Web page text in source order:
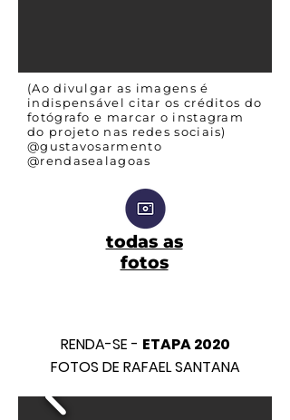
(Ao divulgar as imagens é
indispensável citar os créditos do
fotógrafo e marcar o instagram
do projeto nas redes sociais)
@gustavosarmento
@rendasealagoas
todas as
fotos
RENDA-SE - ETAPA 2020
FOTOS DE RAFAEL SANTANA